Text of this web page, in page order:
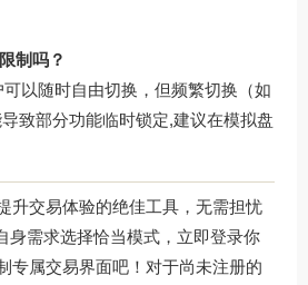
制吗？
以随时自由切换，但频繁切换（如
致部分功能临时锁定,建议在模拟盘
升交易体验的绝佳工具，无需担忧
身需求选择恰当模式，立即登录你
专属交易界面吧！对于尚未注册的